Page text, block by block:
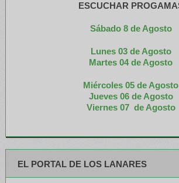
ESCUCHAR
Sábado 8 de Agosto
Lunes 03 de Agosto
Martes 04 de Agosto
Miércoles 05 de Agosto
Jueves 06 de Agosto
Viernes 07 de Agosto
EL PORTAL DE LOS LANARES